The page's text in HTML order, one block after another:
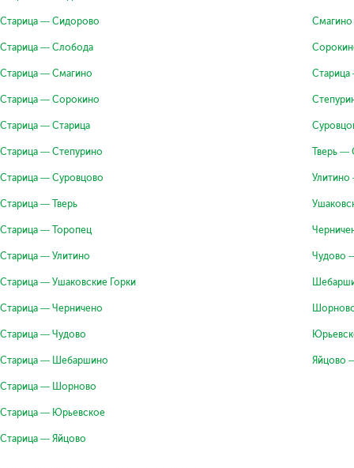
Старица — Сидорово
Старица — Слобода
Старица — Смагино
Старица — Сорокино
Старица — Старица
Старица — Степурино
Старица — Суровцово
Старица — Тверь
Старица — Торопец
Старица — Улитино
Старица — Ушаковские Горки
Старица — Черничено
Старица — Чудово
Старица — Шебаршино
Старица — Шорново
Старица — Юрьевское
Старица — Яйцово
Тверь —
Чудово
Яйцово